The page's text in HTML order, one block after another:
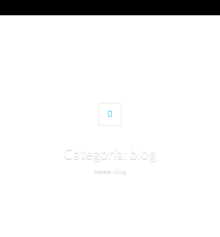
Categoría: blog
Home / blog